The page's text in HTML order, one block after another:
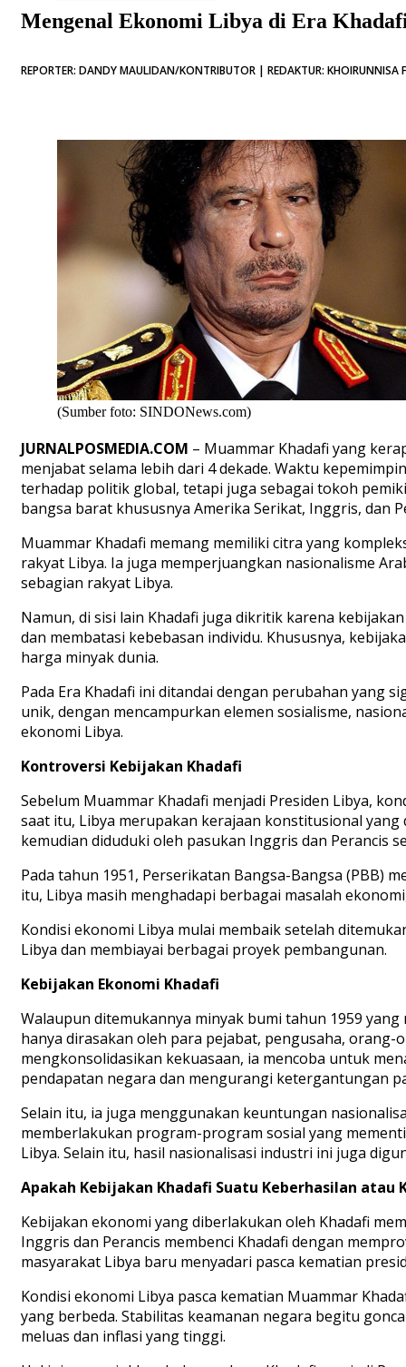
Mengenal Ekonomi Libya di Era
REPORTER: DANDY MAULIDAN/KONTRIBUTOR | REDAKTUR:
(Sumber foto: SINDONews.com)
JURNALPOSMEDIA.COM – Muammar Khadafi yang
menjabat selama lebih dari 4 dekade. Waktu
terhadap politik global, tetapi juga sebagai tokoh
bangsa barat khususnya Amerika Serikat, Inggris, dan
Muammar Khadafi memang memiliki citra yang
rakyat Libya. Ia juga memperjuangkan nasionalisme
sebagian rakyat Libya.
Namun, di sisi lain Khadafi juga dikritik karena
dan membatasi kebebasan individu. Khususnya,
harga minyak dunia.
Pada Era Khadafi ini ditandai dengan perubahan yang
unik, dengan mencampurkan elemen sosialisme,
ekonomi Libya.
Kontroversi Kebijakan Khadafi
Sebelum Muammar Khadafi menjadi Presiden Libya,
saat itu, Libya merupakan kerajaan konstitusional
kemudian diduduki oleh pasukan Inggris dan Perancis
Pada tahun 1951, Perserikatan Bangsa-Bangsa (PBB)
itu, Libya masih menghadapi berbagai masalah
Kondisi ekonomi Libya mulai membaik setelah
Libya dan membiayai berbagai proyek pembangunan.
Kebijakan Ekonomi Khadafi
Walaupun ditemukannya minyak bumi tahun 1959
hanya dirasakan oleh para pejabat, pengusaha, orang-
mengkonsolidasikan kekuasaan, ia mencoba untuk
pendapatan negara dan mengurangi ketergantungan
Selain itu, ia juga menggunakan keuntungan
memberlakukan program-program sosial yang
Libya. Selain itu, hasil nasionalisasi industri ini juga
Apakah Kebijakan Khadafi Suatu Keberhasilan atau
Kebijakan ekonomi yang diberlakukan oleh Khadafi
Inggris dan Perancis membenci Khadafi dengan
masyarakat Libya baru menyadari pasca kematian
Kondisi ekonomi Libya pasca kematian Muammar
yang berbeda. Stabilitas keamanan negara begitu
meluas dan inflasi yang tinggi.